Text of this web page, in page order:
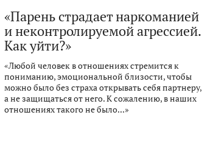
«Парень страдает наркоманией
и неконтролируемой агрессией.
Как уйти?»
«Любой человек в отношениях стремится к
пониманию, эмоциональной близости, чтобы
можно было без страха открывать себя партнеру,
а не защищаться от него. К сожалению, в наших
отношениях такого не было...»